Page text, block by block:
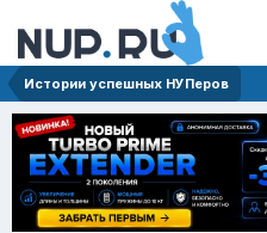
Истории успешных НУПеров